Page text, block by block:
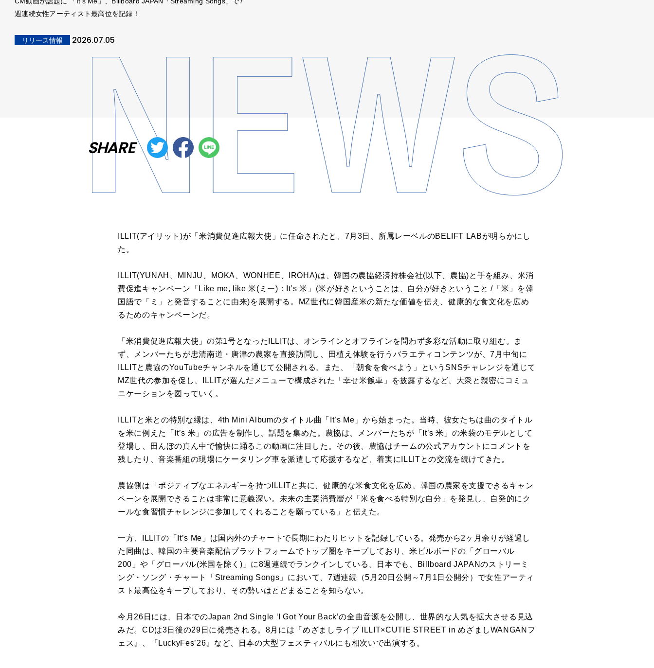
週連続女性アーティスト最高位を記録！
リリース情報 2026.07.05
SHARE
ILLIT(アイリット)が「米消費促進広報大使」に任命されたと、 7月 3日、所属レーベルのBELIFT LABが明らかにし
た。
ILLIT(YUNAH、 MINJU MOKA WONHEE IROHA)は、韓国の農協経済持株会社( 以下、農協)と手を組み、米消
費促進キャンペーン「 Like me, like米( ミー) ： It’s米」 (米が好きということは、自分が好きということ / 「米」を韓
国語で「ミ」と発音することに由来)を展開する。 MZ世代に韓国産米の新たな価値を伝え、健康的な食文化を広め
るためのキャンペーンだ。
「米消費促進広報大使」の第1号となった ILLITは、オンラインとオフラインを問わず多彩な活動に取り組む。ま
ず、メンバーたちが忠清南道・唐津の農家を直接訪問し、田植え体験を行うバラエティコンテンツが、7 月中旬に
ILLITと農協のYouTubeチャンネルを通じて公開される。また、「朝食を食べよう」という SNSチャレンジを通じて
MZ世代の参加を促し、 ILLITが選んだメニューで構成された「幸せ米飯車」を披露するなど、大衆と親密にコミュ
ニケーションを図っていく。
ILLITと米との特別な縁は、 4th Mini Albumのタイトル曲「 It’s Me 」から始まった。当時、彼女たちは曲のタイトル
を米に例えた「
It’s 米」の広告を制作し、話題を集めた。農協は、メンバーたちが「 It’s米」の米袋のモデルとして
登場し、田んぼの真ん中で愉快に踊るこの動画に注目した。その後、農協はチームの公式アカウントにコメントを
残したり、音楽番組の現場にケータリング車を派遣して応援するなど、着実に ILLITとの交流を続けてきた。
農協側は「ポジティブなエネルギーを持つ ILLITと共に、健康的な米食文化を広め、韓国の農家を支援できるキャン
ペーンを展開できることは非常に意義深い。未来の主要消費層が「米を食べる特別な自分」を発見し、自発的にク
ールな食習慣チャレンジに参加してくれることを願っている」と伝えた。
一方、 ILLITの「 It’s Me 」は国内外のチャートで長期にわたりヒットを記録している。発売から2 ヶ月余りが経過し
た同曲は、韓国の主要音楽配信プラットフォームでトップ圏をキープしており、米ビルボードの「グローバル
200 」や「グローバル(米国を除く ) 」に8週連続でランクインしている。日本でも、 Billboard JAPANのストリーミ
ング・ソング・チャート「 Streaming Songs 」において、7週連続（5 月 20 日公開～7 月 1 日公開分）で女性アーティ
スト最高位をキープしており、その勢いはとどまることを知らない。
今月 26 日には、日本でのJapan 2nd Single ‘I Got Your Back’の全曲音源を公開し、世界的な人気を拡大させる見込
みだ。 CDは3日後の29 日に発売される。 8月には『めざましライブ ILLIT×CUTIE STREET inめざましWANGAN フ
ェス』、『 LuckyFes’26 』など、日本の大型フェスティバルにも相次いで出演する。